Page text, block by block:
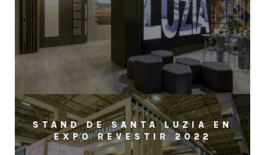
STAND DE SANTA LUZIA EN
EXPO REVESTIR 2022